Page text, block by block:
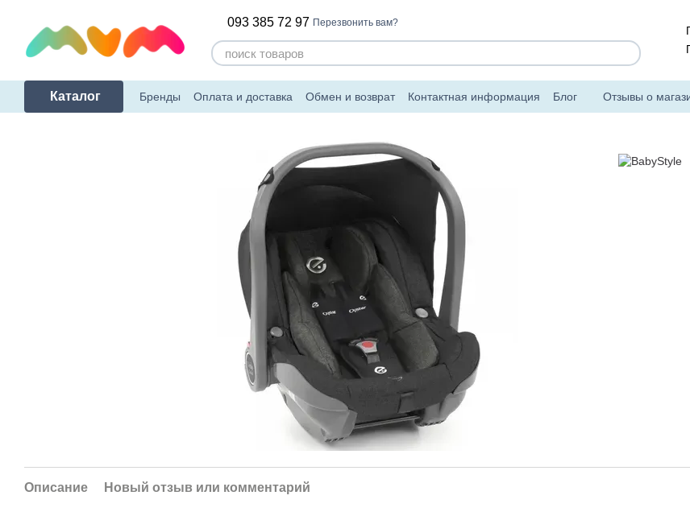
093 385 72 97 Перезвонить вам?
Каталог Бренды Оплата и доставка Обмен и возврат Контактная информация Блог Отзывы о
Описание Новый отзыв или комментарий